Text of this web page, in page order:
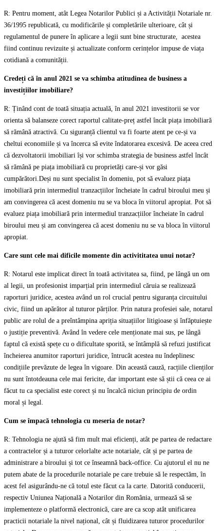
R: Pentru moment, atât Legea Notarilor Publici și a Activității Notariale nr.
36/1995 republicată, cu modificările și completările ulterioare, cât și
regulamentul de punere în aplicare a legii sunt bine structurate, acestea
fiind continuu revizuite și actualizate conform cerințelor impuse de viața
cotidiană a comunității.
Credeți că în anul 2021 se va schimba atitudinea de business a
investițiilor imobiliare?
R: Ținând cont de toată situația actuală, în anul 2021 investitorii se vor
orienta să balanseze corect raportul calitate-preț astfel încât piața imobiliară
să rămână atractivă. Cu siguranță clientul va fi foarte atent pe ce-și va
cheltui economiile și va încerca să evite îndatorarea excesivă. De aceea cred
că dezvoltatorii imobiliari își vor schimba strategia de business astfel încât
să rămână pe piața imobiliară cu proprietăți care-și vor găsi
cumpărători.Deși nu sunt specialist în domeniu, pot să evaluez piața
imobiliară prin intermediul tranzacțiilor încheiate în cadrul biroului meu și
am convingerea că acest domeniu nu se va bloca în viitorul apropiat. Pot să
evaluez piața imobiliară prin intermediul tranzacțiilor încheiate în cadrul
biroului meu și am convingerea că acest domeniu nu se va bloca în viitorul
apropiat.
Care sunt cele mai dificile momente din activititatea unui notar?
R: Notarul este implicat direct în toată activitatea sa, fiind, pe lângă un om
al legii, un profesionist imparțial prin intermediul căruia se realizează
raporturi juridice, acestea având un rol crucial pentru siguranța circuitului
civic, fiind un apărător al tuturor părților. Prin natura profesiei sale, notarul
public are rolul de a preîntâmpina apriția situațiilor litigioase și înfăptuiește
o justiție preventivă. Având în vedere cele menționate mai sus, pe lângă
faptul că există spețe cu o dificultate sporită, se întâmplă să refuzi justificat
încheierea anumitor raporturi juridice, întrucât acestea nu îndeplinesc
condițiile prevăzute de legea în vigoare. Din această cauză, racțiile clienților
nu sunt întotdeauna cele mai fericite, dar important este să știi că ceea ce ai
făcut tu ca specialist este corect și nu încalcă niciun principiu de ordin
moral și legal.
Cum se împacă tehnologia cu meseria de notar?
R: Tehnologia ne ajută să fim mult mai eficienți, atât pe partea de redactare
a contractelor și a tuturor celorlalte acte notariale, cât și pe partea de
administrare a biroului și tot ce înseamnă back-office. Cu ajutorul el nu ne
putem abate de la procedurile notariale pe care trebuie să le respectăm, în
acest fel asigurându-ne că totul este făcut ca la carte. Datorită conducerii,
respectiv Uniunea Națională a Notarilor din România, urmează să se
implementeze o platformă electronică, care are ca scop atât unificarea
practicii notariale la nivel național, cât și fluidizarea tuturor procedurilor